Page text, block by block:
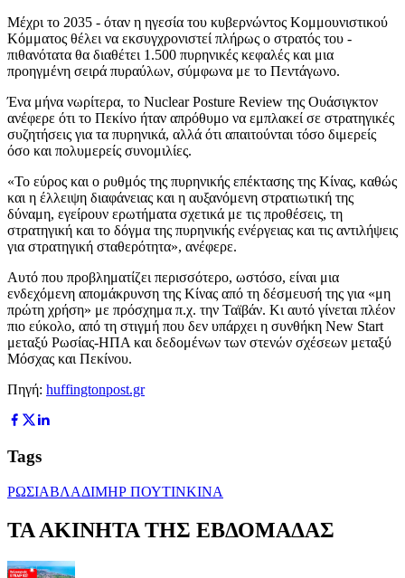
Μέχρι το 2035 - όταν η ηγεσία του κυβερνώντος Κομμουνιστικού
Κόμματος θέλει να εκσυγχρονιστεί πλήρως ο στρατός του -
πιθανότατα θα διαθέτει 1.500 πυρηνικές κεφαλές και μια
προηγμένη σειρά πυραύλων, σύμφωνα με το Πεντάγωνο.
Ένα μήνα νωρίτερα, το Nuclear Posture Review της Ουάσιγκτον
ανέφερε ότι το Πεκίνο ήταν απρόθυμο να εμπλακεί σε στρατηγικές
συζητήσεις για τα πυρηνικά, αλλά ότι απαιτούνται τόσο διμερείς
όσο και πολυμερείς συνομιλίες.
«Το εύρος και ο ρυθμός της πυρηνικής επέκτασης της Κίνας, καθώς
και η έλλειψη διαφάνειας και η αυξανόμενη στρατιωτική της
δύναμη, εγείρουν ερωτήματα σχετικά με τις προθέσεις, τη
στρατηγική και το δόγμα της πυρηνικής ενέργειας και τις αντιλήψεις
για στρατηγική σταθερότητα», ανέφερε.
Αυτό που προβληματίζει περισσότερο, ωστόσο, είναι μια
ενδεχόμενη απομάκρυνση της Κίνας από τη δέσμευσή της για «μη
πρώτη χρήση» με πρόσχημα π.χ. την Ταϊβάν. Κι αυτό γίνεται πλέον
πιο εύκολο, από τη στιγμή που δεν υπάρχει η συνθήκη New Start
μεταξύ Ρωσίας-ΗΠΑ και δεδομένων των στενών σχέσεων μεταξύ
Μόσχας και Πεκίνου.
Πηγή: huffingtonpost.gr
Tags
ΡΩΣΙΑΒΛΑΔΙΜΗΡ ΠΟΥΤΙΝΚΙΝΑ
ΤΑ ΑΚΙΝΗΤΑ ΤΗΣ ΕΒΔΟΜΑΔΑΣ